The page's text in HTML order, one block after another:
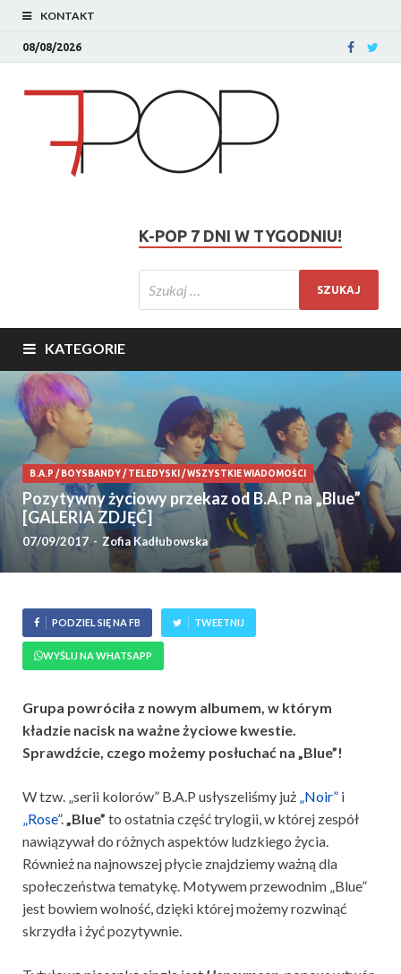
KONTAKT
08/08/2026
K-POP 7 DNI W TYGODNIU!
KATEGORIE
B.A.P /BOYSBANDY/TELEDYSKI /WSZYSTKIE WIADOMOŚCI
Pozytywny życiowy przekaz od B.A.P na „Blue”
[GALERIA ZDJĘĆ]
07/09/2017- Zofia Kadłubowska
PODZIEL SIĘ NA FB TWEETNIJ
WYŚLIJ NA WHATSAPP
Grupa powróciła z nowym albumem, w którym
kładzie nacisk na ważne życiowe kwestie.
Sprawdźcie, czego możemy posłuchać na „Blue”!
W tzw. „serii kolorów” B.A.P usłyszeliśmy już „Noir” i
„Rose”.„Blue” to ostatnia część trylogii, w której zespół
nawiązywał do różnych aspektów ludzkiego życia.
Również na najnowszej płycie znajdziemy ważną dla
społeczeństwa tematykę. Motywem przewodnim „Blue”
jest bowiem wolność, dzięki której możemy rozwinąć
skrzydła i żyć pozytywnie.